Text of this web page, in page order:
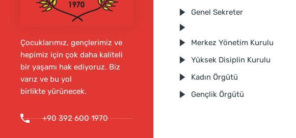
Çocuklarımız, gençlerimiz ve
hepimiz için çok daha kaliteli
bir yaşamı hak ediyoruz. Biz
varız ve bu yol
birlikte yürünecek.
+90 392 600 1970
Genel Sekreter
Merkez Yönetim Kurulu
Yüksek Disiplin Kurulu
Kadın Örgütü
Gençlik Örgütü